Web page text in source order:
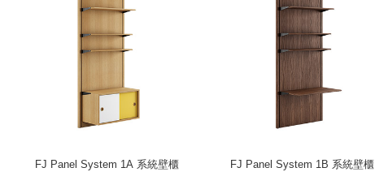
FJ Panel System 1A 系統壁櫃
FJ Panel System 1B 系統壁櫃